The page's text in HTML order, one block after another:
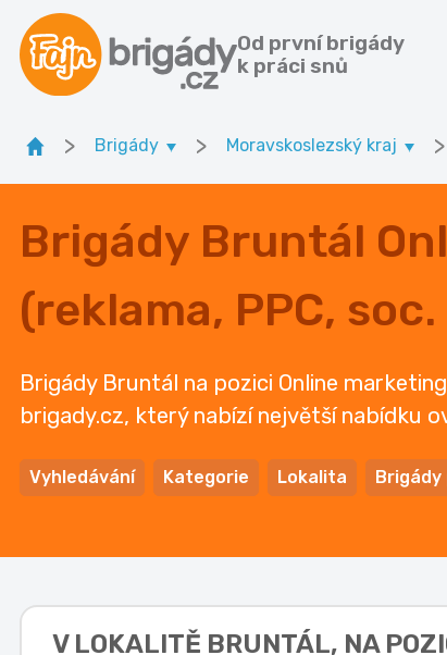
Od první brigády
k práci snů
> Brigády > Moravskoslezský kraj >
Brigády Bruntál
(reklama, PPC,
Brigády Bruntál na pozici Online
brigady.cz, který nabízí největší nabídku
Vyhledávání Kategorie Lokalita Brigády
V LOKALITĚ BRUNTÁL, NA